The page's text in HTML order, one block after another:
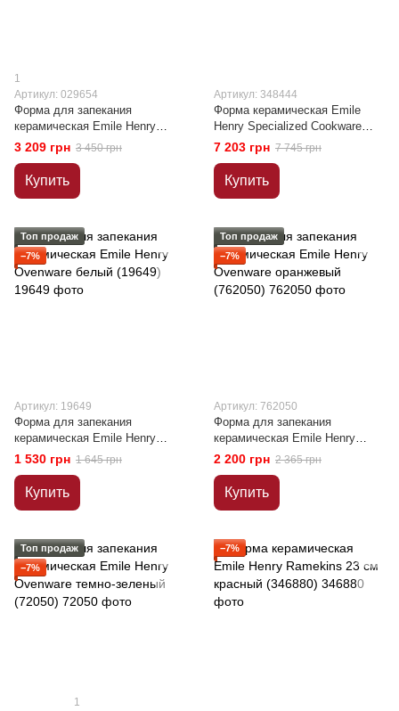
1
Артикул: 029654
Форма для запекания
керамическая Emile Henry
Ovenware бежевый (029654)
3 209 грн 3 450 грн
Купить
Артикул: 348444
Форма керамическая Emile
Henry Specialized Cookware
красный (348444)
7 203 грн 7 745 грн
Купить
Топ продаж
−7%
Артикул: 19649
Форма для запекания
керамическая Emile Henry
Ovenware белый (19649)
1 530 грн 1 645 грн
Купить
Топ продаж
−7%
Артикул: 762050
Форма для запекания
керамическая Emile Henry
Ovenware оранжевый (762050)
2 200 грн 2 365 грн
Купить
Топ продаж
−7%
1
−7%